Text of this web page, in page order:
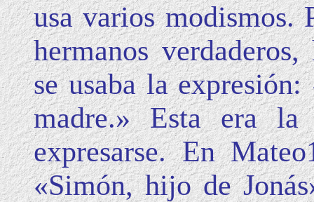
usa varios modismos.
hermanos
se usaba la
madre.» Esta era la
expresarse. En
«Simón, hijo de